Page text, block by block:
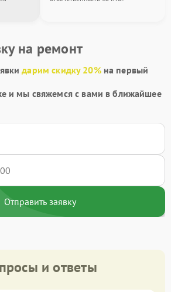
на ремонт
дарим скидку 20%на первый
и мы свяжемся с вами в ближайшее
Отправить заявку
и ответы